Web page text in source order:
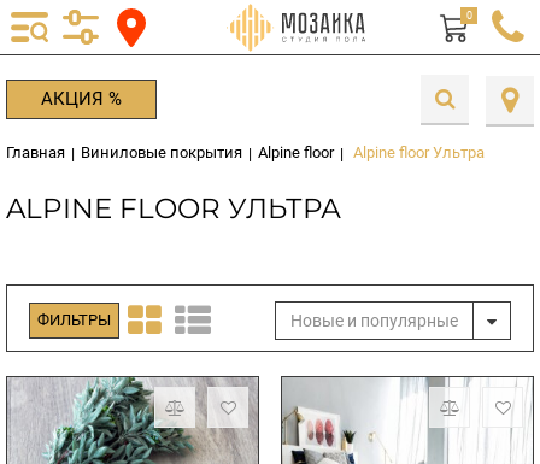
0
АКЦИЯ %
Главная | Виниловые покрытия | Alpine floor | Alpine floor Ультра
ALPINE FLOOR УЛЬТРА
Новые и популярные
ФИЛЬТРЫ